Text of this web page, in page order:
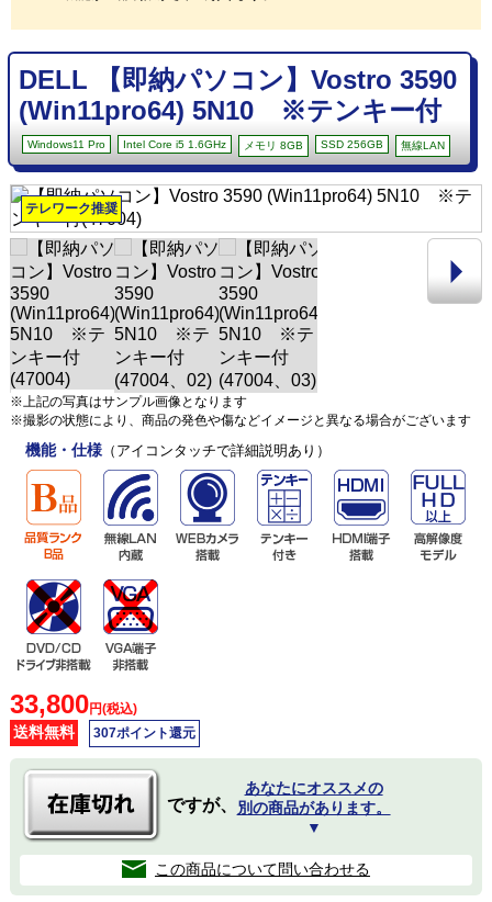
DELL 【即納パソコン】Vostro 3590
(Win11pro64) 5N10 ※テンキー付
Windows11 Pro Intel Core i5 1.6GHz メモリ 8GB SSD 256GB 無線LAN
テレワーク推奨
※上記の写真はサンプル画像となります
※撮影の状態により、商品の発色や傷などイメージと異なる場合がございます
機能・仕様（アイコンタッチで詳細説明あり）
33,800円(税込)
送料無料 307ポイント還元
ですが、
あなたにオススメの
別の商品があります。
▼
この商品について問い合わせる